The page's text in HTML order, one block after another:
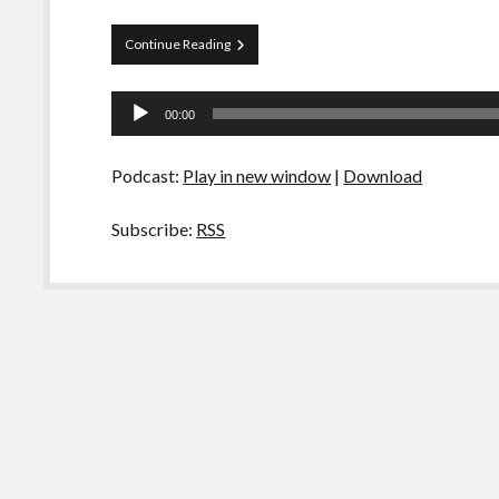
Continue ReadingPapo
Tranqueira
Tocador
00:00
Podcast: Play in new window | Download
Subscribe: RSS